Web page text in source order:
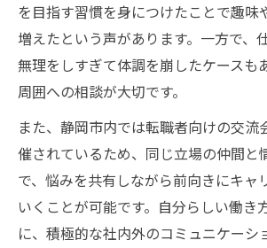
を目指す習慣を身につけたことで趣味
増えたという声があります。一方で、
無理をしすぎて体調を崩したケースも
周囲への相談が大切です。
また、静岡市内では転職者向けの交流
催されているため、同じ立場の仲間と
で、悩みを共有しながら前向きにキャ
いくことが可能です。自分らしい働き
に、積極的な社内外のコミュニケーシ